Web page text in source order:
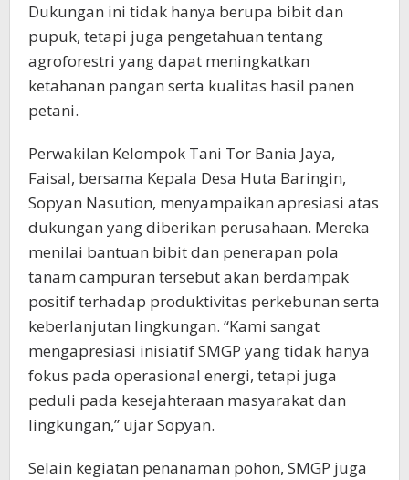
Dukungan ini tidak hanya berupa bibit dan
pupuk, tetapi juga pengetahuan tentang
agroforestri yang dapat meningkatkan
ketahanan pangan serta kualitas hasil panen
petani.
Perwakilan Kelompok Tani Tor Bania Jaya,
Faisal, bersama Kepala Desa Huta Baringin,
Sopyan Nasution, menyampaikan apresiasi atas
dukungan yang diberikan perusahaan. Mereka
menilai bantuan bibit dan penerapan pola
tanam campuran tersebut akan berdampak
positif terhadap produktivitas perkebunan serta
keberlanjutan lingkungan. “Kami sangat
mengapresiasi inisiatif SMGP yang tidak hanya
fokus pada operasional energi, tetapi juga
peduli pada kesejahteraan masyarakat dan
lingkungan,” ujar Sopyan.
Selain kegiatan penanaman pohon, SMGP juga